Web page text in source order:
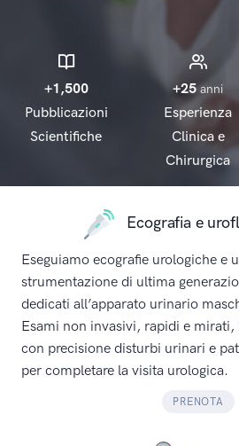
+1,500
Pubblicazioni
Scientifiche
+25 anni
Esperienza
Clinica e
Chirurgica
Ecografia e
Eseguiamo ecografie urologiche e
strumentazione di ultima
dedicati all’apparato urinario
Esami non invasivi, rapidi e
con precisione disturbi urinari e
per completare la visita urologica.
PRENOTA